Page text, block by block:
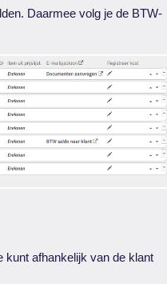
Daarmee volg je de BTW-
kunt afhankelijk van de klant